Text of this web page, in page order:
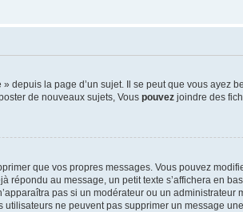
depuis la page d’un sujet. Il se peut que vous ayez
de nouveaux sujets, Vous pouvez joindre des
que vos propres messages. Vous pouvez
répondu au message, un petit texte s’affichera en
pas si un modérateur ou un
ne peuvent pas supprimer un message